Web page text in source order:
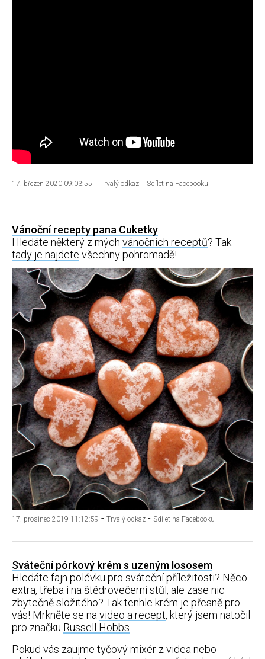
17. březen 2020 09:03:55 - Trvalý odkaz - Sdílet na Facebooku
Vánoční recepty pana Cuketky
Hledáte některý z mých vánočních receptů? Tak
tady je najdete všechny pohromadě!
17. prosinec 2019 11:12:59 - Trvalý odkaz - Sdílet na Facebooku
Sváteční pórkový krém s uzeným lososem
Hledáte fajn polévku pro sváteční příležitosti? Něco
extra, třeba i na štědrovečerní stůl, ale zase nic
zbytečně složitého? Tak tenhle krém je přesně pro
vás! Mrkněte se na video a recept, který jsem natočil
pro značku Russell Hobbs
Pokud vás zaujme tyčový mixér z videa nebo